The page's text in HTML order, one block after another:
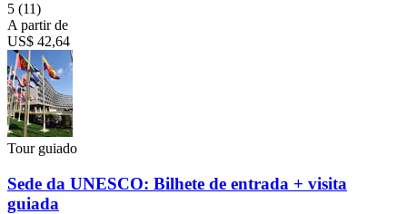
5 (11)
A partir de
US$ 42,64
Tour guiado
Sede da UNESCO: Bilhete de entrada + visita
guiada